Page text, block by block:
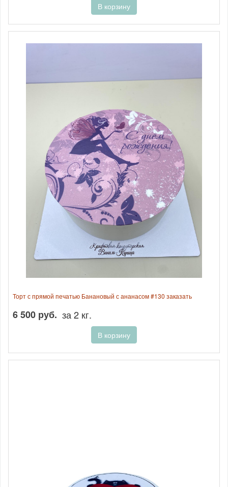
В корзину
Торт с прямой печатью Банановый с ананасом #130 заказать
6 500 руб. за 2 кг.
В корзину